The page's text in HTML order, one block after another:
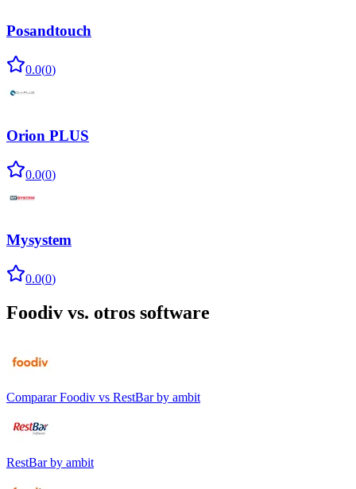
Posandtouch
0.0(0)
Orion PLUS
0.0(0)
Mysystem
0.0(0)
Foodiv vs. otros software
Comparar Foodiv vs RestBar by ambit
RestBar by ambit